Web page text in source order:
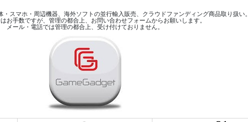
・スマホ・周辺機器、海外ソフトの並行輸入販売、クラウドファンディング商品取り扱い。
お手数ですが、管理の都合上、お問い合わせフォームからお願いします。
メール・電話では管理の都合上、受け付けておりません。